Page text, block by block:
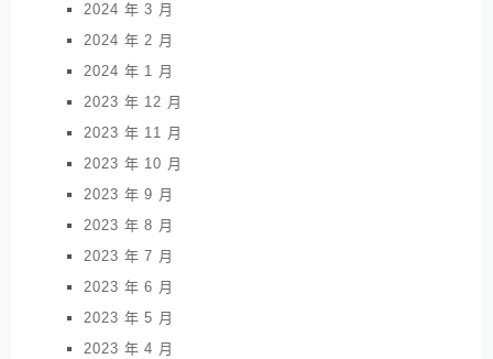
2024 年 3 月
2024 年 2 月
2024 年 1 月
2023 年 12 月
2023 年 11 月
2023 年 10 月
2023 年 9 月
2023 年 8 月
2023 年 7 月
2023 年 6 月
2023 年 5 月
2023 年 4 月